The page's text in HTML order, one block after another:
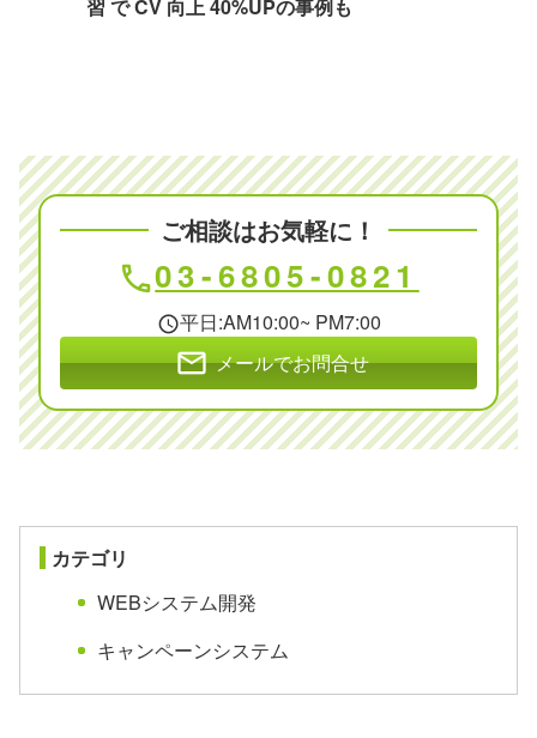
習 で CV 向上 40%UPの事例も
ご相談はお気軽に！
phone03-6805-0821
schedule平日:AM10:00~ PM7:00
mail メールでお問合せ
カテゴリ
WEBシステム開発
キャンペーンシステム